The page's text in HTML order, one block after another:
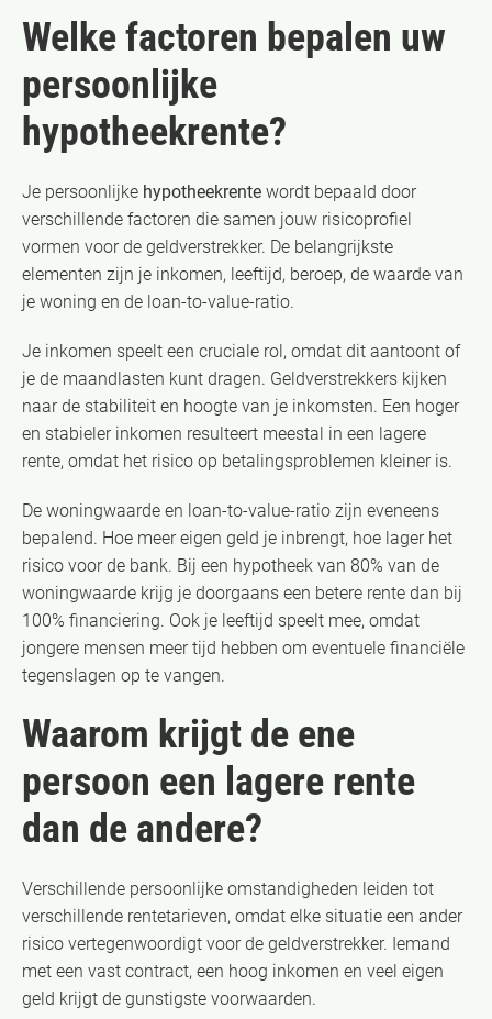
Welke factoren bepalen uw
persoonlijke
hypotheekrente?
Je persoonlijke hypotheekrente wordt bepaald door
verschillende factoren die samen jouw risicoprofiel
vormen voor de geldverstrekker. De belangrijkste
elementen zijn je inkomen, leeftijd, beroep, de waarde van
je woning en de loan-to-value-ratio.
Je inkomen speelt een cruciale rol, omdat dit aantoont of
je de maandlasten kunt dragen. Geldverstrekkers kijken
naar de stabiliteit en hoogte van je inkomsten. Een hoger
en stabieler inkomen resulteert meestal in een lagere
rente, omdat het risico op betalingsproblemen kleiner is.
De woningwaarde en loan-to-value-ratio zijn eveneens
bepalend. Hoe meer eigen geld je inbrengt, hoe lager het
risico voor de bank. Bij een hypotheek van 80% van de
woningwaarde krijg je doorgaans een betere rente dan bij
100% financiering. Ook je leeftijd speelt mee, omdat
jongere mensen meer tijd hebben om eventuele financiële
tegenslagen op te vangen.
Waarom krijgt de ene
persoon een lagere rente
dan de andere?
Verschillende persoonlijke omstandigheden leiden tot
verschillende rentetarieven, omdat elke situatie een ander
risico vertegenwoordigt voor de geldverstrekker. Iemand
met een vast contract, een hoog inkomen en veel eigen
geld krijgt de gunstigste voorwaarden.